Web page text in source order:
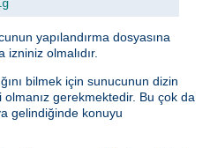
yapılandırma dosyasına
olmalıdır.
bilmek için sunucunun dizin
olmanız gerekmektedir. Bu çok da
gelindiğinde konuyu